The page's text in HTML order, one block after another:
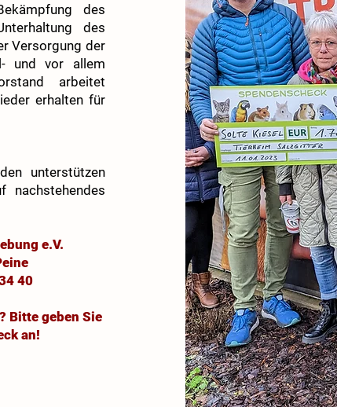
des
des
Versorgung der
und vor allem
arbeitet
erhalten für
unterstützen
nachstehendes
e.V.
40
Bitte geben Sie
an!